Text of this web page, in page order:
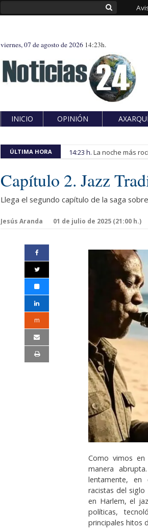
viernes, 07 de agosto de 2026 14:23h.
INICIO OPINIÓN
ÚLTIMA HORA 14:23 h. La noche más
Capítulo 2. Jazz
Llega el segundo capítulo de la saga
Jesús Aranda 01 de julio de 2025 (21:00 h.)
m
Como vimos
manera
lentamente, en
racistas del
en Harlem, el
políticas,
principales hitos